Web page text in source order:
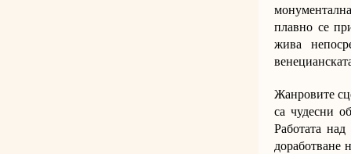
плавно се
жива
Жанровите
са чудесни
Работата
доработване